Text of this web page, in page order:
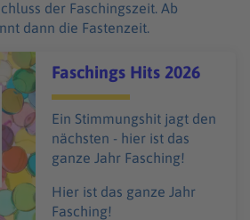
der Faschingszeit. Ab
dann die Fastenzeit.
2026
Faschings Hits 2026
Ein Stimmungshit jagt den
nächsten - hier ist das
ganze Jahr Fasching!
Hier ist das ganze Jahr
Fasching!